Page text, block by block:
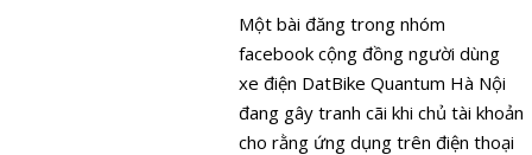
Một bài đăng trong nhóm
facebook cộng đồng người dùng
xe điện DatBike Quantum Hà Nội
đang gây tranh cãi khi chủ tài khoản
cho rằng ứng dụng trên điện thoại